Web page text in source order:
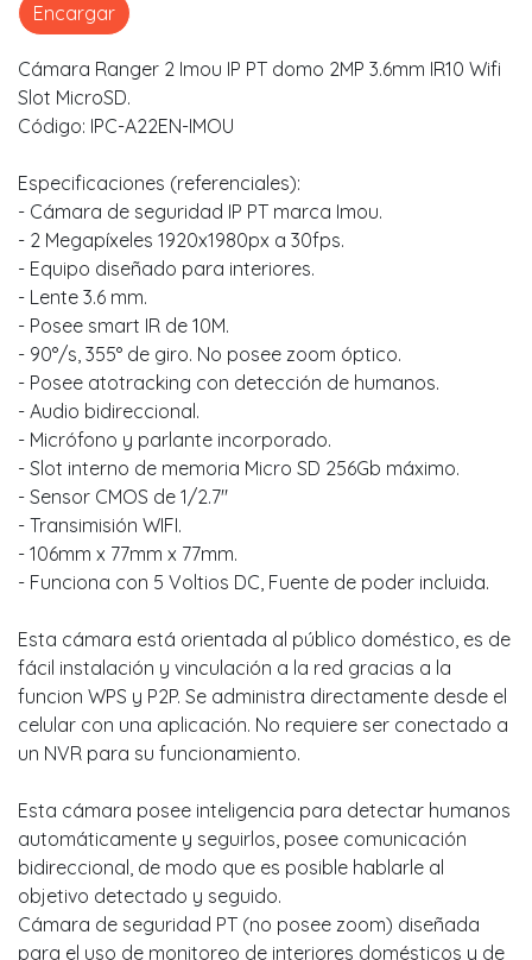
Encargar
Cámara Ranger 2 Imou IP PT domo 2MP 3.6mm IR10 Wifi
Slot MicroSD.
Código: IPC-A22EN-IMOU
Especificaciones (referenciales):
- Cámara de seguridad IP PT marca Imou.
- 2 Megapíxeles 1920x1980px a 30fps.
- Equipo diseñado para interiores.
- Lente 3.6 mm.
- Posee smart IR de 10M.
- 90°/s, 355° de giro. No posee zoom óptico.
- Posee atotracking con detección de humanos.
- Audio bidireccional.
- Micrófono y parlante incorporado.
- Slot interno de memoria Micro SD 256Gb máximo.
- Sensor CMOS de 1/2.7"
- Transimisión WIFI.
- 106mm x 77mm x 77mm.
- Funciona con 5 Voltios DC, Fuente de poder incluida.
Esta cámara está orientada al público doméstico, es de
fácil instalación y vinculación a la red gracias a la
funcion WPS y P2P. Se administra directamente desde el
celular con una aplicación. No requiere ser conectado a
un NVR para su funcionamiento.
Esta cámara posee inteligencia para detectar humanos
automáticamente y seguirlos, posee comunicación
bidireccional, de modo que es posible hablarle al
objetivo detectado y seguido.
Cámara de seguridad PT (no posee zoom) diseñada
para el uso de monitoreo de interiores domésticos y de